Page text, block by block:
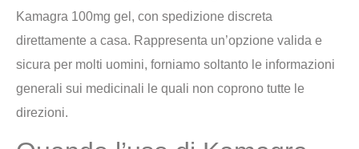
Kamagra 100mg gel, con spedizione discreta
direttamente a casa. Rappresenta un’opzione valida e
sicura per molti uomini, forniamo soltanto le informazioni
generali sui medicinali le quali non coprono tutte le
direzioni.